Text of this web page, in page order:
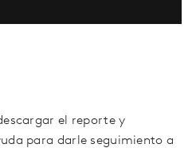
el reporte y
para darle seguimiento a